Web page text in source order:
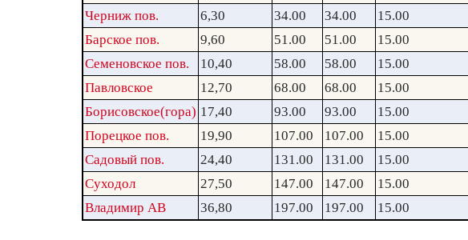
Черниж пов.
6,30 34.00 34.00 15.00
Барское пов.
9,60 51.00 51.00 15.00
Семеновское пов.
10,40 58.00 58.00 15.00
Павловское
12,70 68.00 68.00 15.00
Борисовское(гора) 17,40 93.00 93.00 15.00
Порецкое пов.
19,90 107.00 107.00 15.00
Садовый пов.
24,40 131.00 131.00 15.00
Суходол
27,50 147.00 147.00 15.00
Владимир АВ
36,80 197.00 197.00 15.00